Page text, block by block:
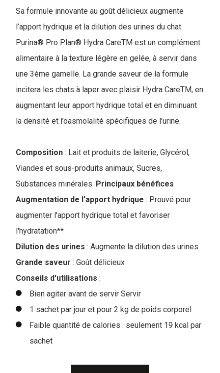
Sa formule innovante au goût délicieux augmente
l’apport hydrique et la dilution des urines du chat.
Purina® Pro Plan® Hydra CareTM est un complément
alimentaire à la texture légère en gelée, à servir dans
une 3ème gamelle. La grande saveur de la formule
incitera les chats à laper avec plaisir Hydra CareTM, en
augmentant leur apport hydrique total et en diminuant
la densité et l’oasmolalité spécifiques de l’urine.
Composition : Lait et produits de laiterie, Glycérol,
Viandes et sous-produits animaux, Sucres,
Substances minérales. Principaux bénéfices
Augmentation de l’apport hydrique : Prouvé pour
augmenter l'apport hydrique total et favoriser
l'hydratation**
Dilution des urines : Augmente la dilution des urines
Grande saveur : Goût délicieux
Conseils d'utilisations :
Bien agiter avant de servir Servir
1 sachet par jour et pour 2 kg de poids corporel
Faible quantité de calories : seulement 19 kcal par
sachet